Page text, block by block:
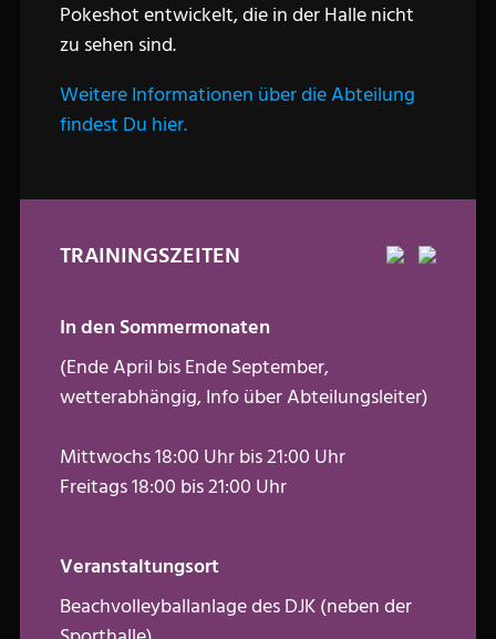
Pokeshot entwickelt, die in der Halle nicht
zu sehen sind.
Weitere Informationen über die Abteilung
findest Du hier.
TRAININGSZEITEN
In den Sommermonaten
(Ende April bis Ende September,
wetterabhängig, Info über Abteilungsleiter)
Mittwochs 18:00 Uhr bis 21:00 Uhr
Freitags 18:00 bis 21:00 Uhr
Veranstaltungsort
Beachvolleyballanlage des DJK (neben der